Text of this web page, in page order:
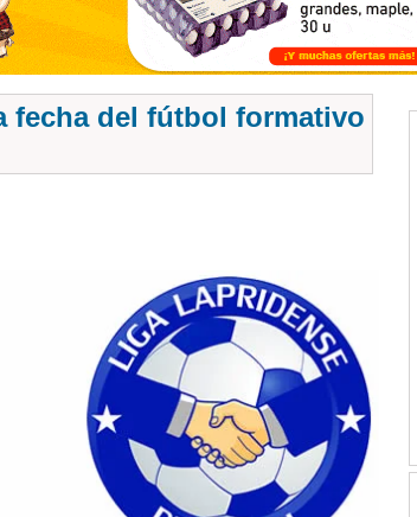
fecha del fútbol formativo